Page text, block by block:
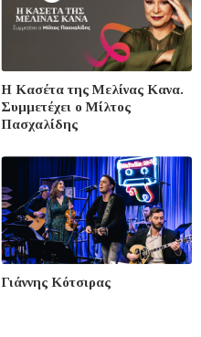
Η Κασέτα της Μελίνας Κανα.
Συμμετέχει ο Μίλτος
Πασχαλίδης
Γιάννης Κότσιρας